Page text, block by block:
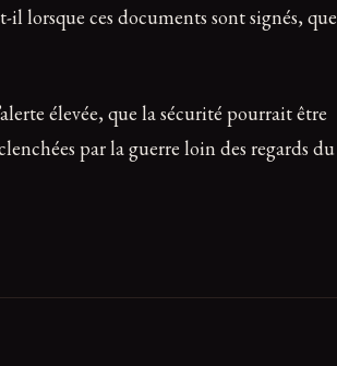
il lorsque ces documents sont signés, que
élevée, que la sécurité pourrait être
par la guerre loin des regards du